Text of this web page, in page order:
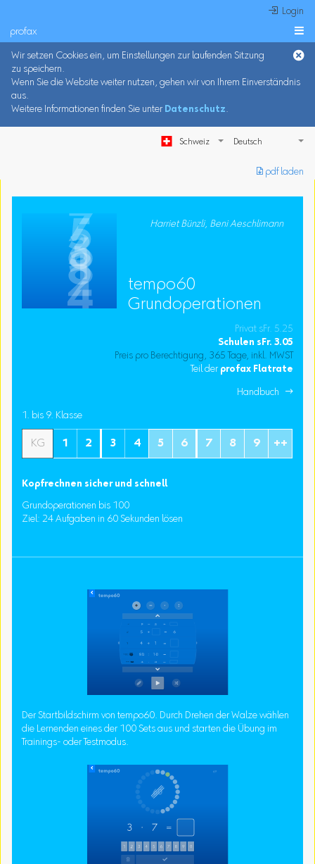
 Login
profax 
Wir setzen Cookies ein, um Einstellungen zur laufenden Sitzung
zu speichern.
Wenn Sie die Website weiter nutzen, gehen wir von Ihrem Einverständnis
aus.
Weitere Informationen finden Sie unter Datenschutz.
Schweiz
︎ pdf laden
Harriet Bünzli, Beni Aeschlimann
tempo60
Grundoperationen
Privat sFr. 5.25
Schulen sFr. 3.05
Preis pro Berechtigung, 365 Tage, inkl. MWST
Teil der profax Flatrate
Handbuch 
1. bis 9. Klasse
KG 1 2 3 4 5 6 7 8 9 ++
Kopfrechnen sicher und schnell
Grundoperationen bis 100
Ziel: 24 Aufgaben in 60 Sekunden lösen
Der Startbildschirm von tempo60. Durch Drehen der Walze wählen
die Lernenden eines der 100 Sets aus und starten die Übung im
Trainings- oder Testmodus.